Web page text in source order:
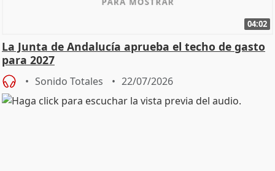
04:02
La Junta de Andalucía aprueba el techo de gasto
para 2027
Sonido Totales 22/07/2026